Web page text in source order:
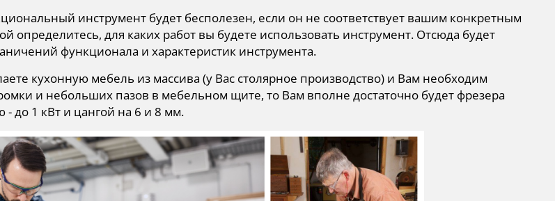
инструмент будет бесполезен, если он не соответствует вашим конкретным
определитесь, для каких работ вы будете использовать инструмент. Отсюда будет
функционала и характеристик инструмента.
кухонную мебель из массива (у Вас столярное производство) и Вам необходим
и небольших пазов в мебельном щите, то Вам вполне достаточно будет фрезера
до 1 кВт и цангой на 6 и 8 мм.